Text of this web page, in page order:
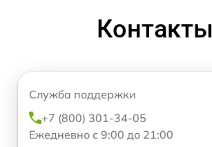
Контакты
Служба поддержки
+7 (800) 301-34-05
Ежедневно с 9:00 до 21:00